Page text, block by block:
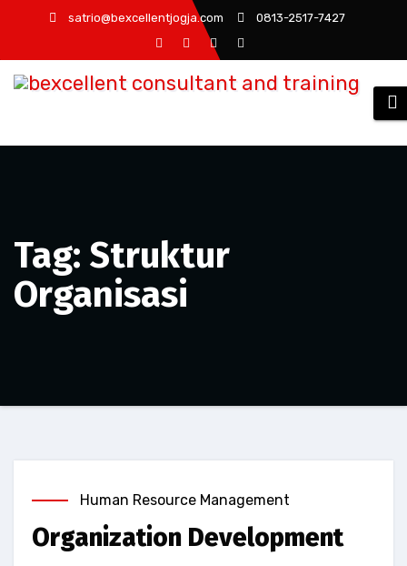
content
satrio@bexcellentjogja.com 0813-2517-7427
Tag: Struktur
Organisasi
Human Resource Management
Organization Development